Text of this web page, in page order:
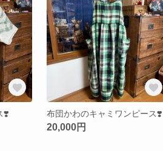
❣️ 布団かわのキャミワンピース❣️
20,000円